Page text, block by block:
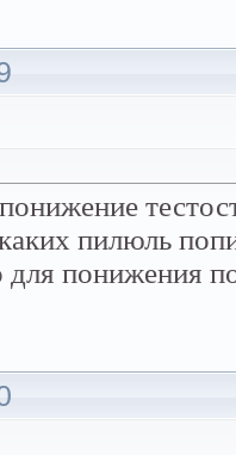
пилюль
для понижения